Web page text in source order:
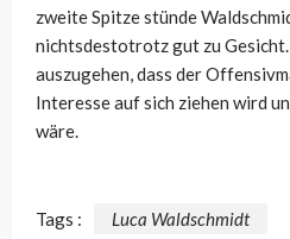
zweite Spitze stünde
nichtsdestotrotz gut zu
auszugehen, dass der
Interesse auf sich ziehen wird
wäre.
Tags : Luca Waldschmidt